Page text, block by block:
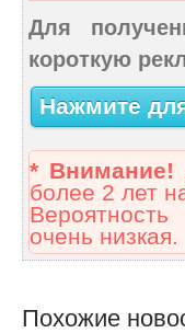
Для
короткую
Нажмите
* Внимание!
более 2 лет
очень низкая.
Похожие